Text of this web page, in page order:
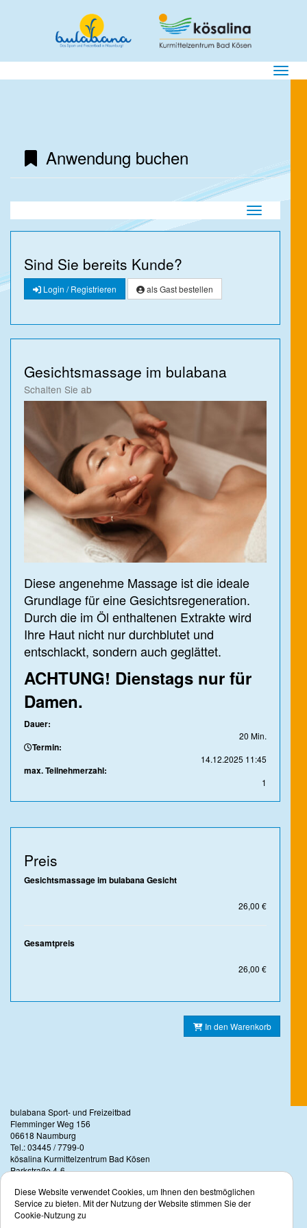
Menü
Anwendung buchen
Navigation
Sind Sie bereits Kunde?
Login / Registrieren als Gast bestellen
Gesichtsmassage im bulabana
Schalten Sie ab
Diese angenehme Massage ist die ideale
Grundlage für eine Gesichtsregeneration.
Durch die im Öl enthaltenen Extrakte wird
Ihre Haut nicht nur durchblutet und
entschlackt, sondern auch geglättet.
ACHTUNG! Dienstags nur für
Damen.
Dauer:
20 Min.
Termin:
14.12.2025 11:45
max. Teilnehmerzahl:
1
Preis
Gesichtsmassage im bulabana Gesicht
26,00 €
Gesamtpreis
26,00 €
In den Warenkorb
bulabana Sport- und Freizeitbad
Flemminger Weg 156
06618 Naumburg
Tel.: 03445 / 7799-0
kösalina Kurmittelzentrum Bad Kösen
Parkstraße 4-6
Rechtliche Angaben
Impressum
AGB
Diese Website verwendet Cookies, um Ihnen den bestmöglichen
Service zu bieten. Mit der Nutzung der Website stimmen Sie der
Cookie-Nutzung zu